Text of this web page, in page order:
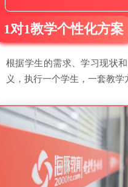
1对1教学个性化方案
根据学生的需求、学习现状
义，执行一个学生，一套教学